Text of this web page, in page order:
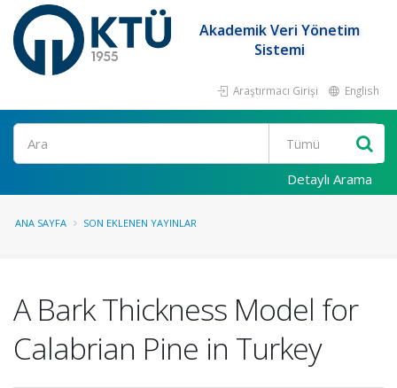
Akademik Veri Yönetim
Sistemi
Araştırmacı Girişi English
Ara
Detaylı Arama
ANA SAYFA SON EKLENEN YAYINLAR
A Bark Thickness Model for
Calabrian Pine in Turkey